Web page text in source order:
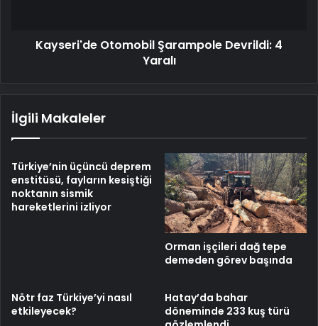
Kayseri'de Otomobil Şarampole Devrildi: 4
Yaralı
İlgili Makaleler
Türkiye’nin üçüncü deprem
enstitüsü, fayların kesiştiği
noktanın sismik
hareketlerini izliyor
Orman işçileri dağ tepe
demeden görev başında
Nötr faz Türkiye’yi nasıl
etkileyecek?
Hatay’da bahar
döneminde 233 kuş türü